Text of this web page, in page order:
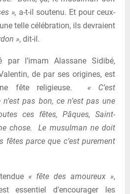
», a-t-il soutenu. Et pour ceux-
telle célébration, ils devraient
», dit-il.
par l’imam Alassane Sidibé,
de par ses origines, est
fête religieuse. « C’est
pas bon, ce n’est pas une
ces fêtes, Pâques, Saint-
chose. Le musulman ne doit
fêtes parce que c’est purement
« fête des amoureux »,
essentiel d’encourager les